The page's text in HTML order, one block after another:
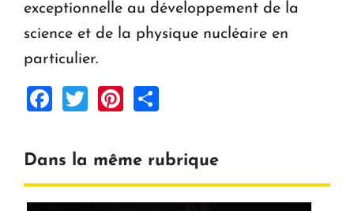
exceptionnelle au développement de la
science et de la physique nucléaire en
particulier.
Facebook
TwitterPinterest
Dans la même rubrique